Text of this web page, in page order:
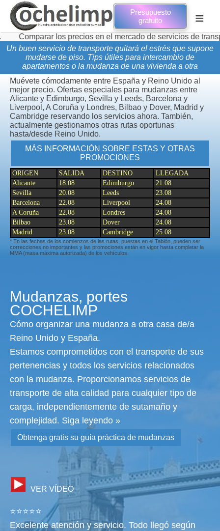
Presupuesto
gratuito
≡
los precios en el mercado de servicios de transporte de
Un buen servicio de transporte quitará el estrés que supone
mudarse de piso. Tips útiles para intercambio de
apartamentos o la mudanza de una vivienda a otra
Muévete cómodamente entre España y Reino Unido al
mejor precio. Ofertas especiales para mudanzas entre
Alicante y Edimburgo, Sevilla y Leeds, Barcelona y
Liverpool, A Coruña y Londres, Bilbao y Dover, Madrid y
Cambridge reservando los servicios ahora. También,
actualmente gestionamos otras rutas oportunas
hasta/desde Reino Unido.
MÁS INFORMACIÓN SOBRE ESTAS Y OTRAS
PROMOCIONES
ORIGEN SALIDA DESTINO
LLEGADA
Alicante
18.08 Edimburgo
21.08
Sevilla
20.08 Leeds
23.08
Barcelona
22.08 Liverpool
24.08
A Coruña
22.08 Londres
24.08
Bilbao
23.08 Dover
24.08
Madrid
23.08 Cambridge 25.08
* En las fechas de los comienzos de las rutas, puestas en el Tablón, pueden ser
correcciones no importantes y las promociones están en vigor hasta completar la
MMA (masa máxima autorizada) de los vehículos.
Mudanzas, portes
COCHELIMP
Cómo organizar una mudanza a otra casa de/a
Reino Unido y España.
Estamos comprometidos con el transporte de sus
pertenencias y todos los servicios relacionados
con la mudanza. Proporcionamos servicios de
transporte de alta calidad para cualquier tipo de
carga, independientemente de sutamaño y
complejidad. Siga leyendo »
Obtenga gratis su guía práctica de mudanzas
VER VÍDEO
⭐⭐⭐⭐⭐
Excelente atención y servicio. Todo llegó según